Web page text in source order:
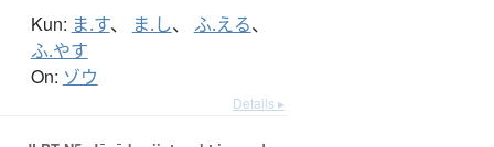
Kun: ま.す、 ま.し、 ふ.える、
ふ.やす
On: ゾウ
Details ▸